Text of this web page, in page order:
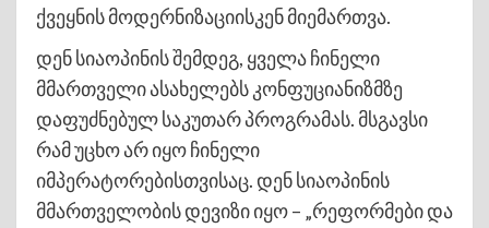
ქვეყნის მოდერნიზაციისკენ მიემართვა.
დენ სიაოპინის შემდეგ, ყველა ჩინელი
მმართველი ასახელებს კონფუციანიზმზე
დაფუძნებულ საკუთარ პროგრამას. მსგავსი
რამ უცხო არ იყო ჩინელი
იმპერატორებისთვისაც. დენ სიაოპინის
მმართველობის დევიზი იყო – „რეფორმები და